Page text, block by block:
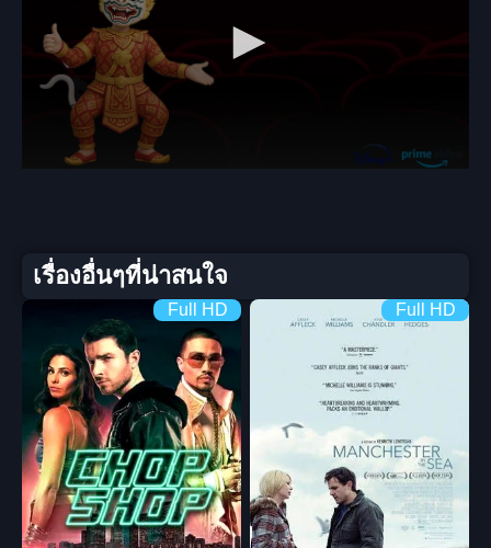
เรื่องอื่นๆที่น่าสนใจ
Full HD Full HD